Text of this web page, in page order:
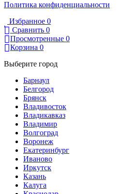
Политика конфиденциальности
Избранное 0
Сравнить 0
Просмотренные 0
Корзина 0
Выберите город
Барнаул
Белгород
Брянск
Владивосток
Владикавказ
Владимир
Волгоград
Воронеж
Екатеринбург
Иваново
Иркутск
Казань
Калуга